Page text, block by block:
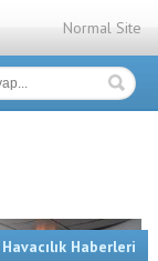
Normal Site
Havacılık Haberleri